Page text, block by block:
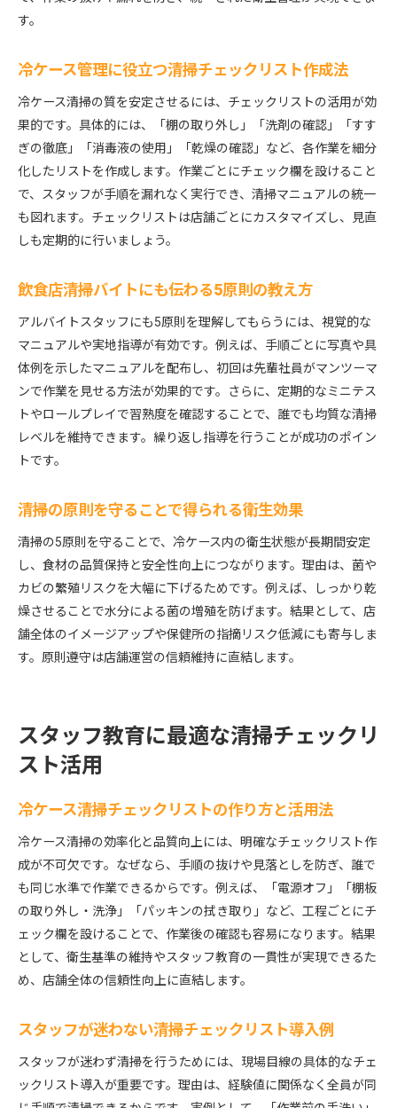
す。
冷ケース管理に役立つ清掃チェックリスト作成法
冷ケース清掃の質を安定させるには、チェックリストの活用が効
果的です。具体的には、「棚の取り外し」「洗剤の確認」「すす
ぎの徹底」「消毒液の使用」「乾燥の確認」など、各作業を細分
化したリストを作成します。作業ごとにチェック欄を設けること
で、スタッフが手順を漏れなく実行でき、清掃マニュアルの統一
も図れます。チェックリストは店舗ごとにカスタマイズし、見直
しも定期的に行いましょう。
飲食店清掃バイトにも伝わる5原則の教え方
アルバイトスタッフにも5原則を理解してもらうには、視覚的な
マニュアルや実地指導が有効です。例えば、手順ごとに写真や具
体例を示したマニュアルを配布し、初回は先輩社員がマンツーマ
ンで作業を見せる方法が効果的です。さらに、定期的なミニテス
トやロールプレイで習熟度を確認することで、誰でも均質な清掃
レベルを維持できます。繰り返し指導を行うことが成功のポイン
トです。
清掃の原則を守ることで得られる衛生効果
清掃の5原則を守ることで、冷ケース内の衛生状態が長期間安定
し、食材の品質保持と安全性向上につながります。理由は、菌や
カビの繁殖リスクを大幅に下げるためです。例えば、しっかり乾
燥させることで水分による菌の増殖を防げます。結果として、店
舗全体のイメージアップや保健所の指摘リスク低減にも寄与しま
す。原則遵守は店舗運営の信頼維持に直結します。
スタッフ教育に最適な清掃チェックリ
スト活用
冷ケース清掃チェックリストの作り方と活用法
冷ケース清掃の効率化と品質向上には、明確なチェックリスト作
成が不可欠です。なぜなら、手順の抜けや見落としを防ぎ、誰で
も同じ水準で作業できるからです。例えば、「電源オフ」「棚板
の取り外し・洗浄」「パッキンの拭き取り」など、工程ごとにチ
ェック欄を設けることで、作業後の確認も容易になります。結果
として、衛生基準の維持やスタッフ教育の一貫性が実現できるた
め、店舗全体の信頼性向上に直結します。
スタッフが迷わない清掃チェックリスト導入例
スタッフが迷わず清掃を行うためには、現場目線の具体的なチェ
ックリスト導入が重要です。理由は、経験値に関係なく全員が同